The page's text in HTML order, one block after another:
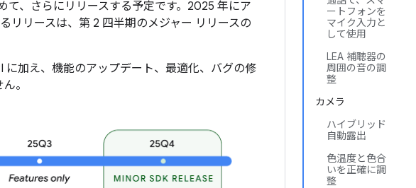
ートフォンを
マイク入力と
して使用
LEA 補聴器の
周囲の音の調
整
カメラ
ハイブリッド
自動露出
色温度と色合
いを正確に調
整
、さらにリリースする予定です。2025 年にア
リリースは、第 2 四半期のメジャー リリースの
加え、機能のアップデート、最適化、バグの修
。